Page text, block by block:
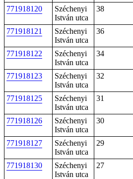
771918120
Széchenyi
István utca
38
771918121
Széchenyi
István utca
36
771918122
Széchenyi
István utca
34
771918123
Széchenyi
István utca
32
771918125
Széchenyi
István utca
31
771918126
Széchenyi
István utca
30
771918127
Széchenyi
István utca
29
771918130
Széchenyi
István utca
27